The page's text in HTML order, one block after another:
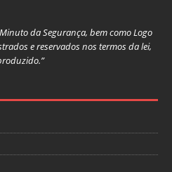
da Segurança, bem como Logo
e reservados nos termos da lei,